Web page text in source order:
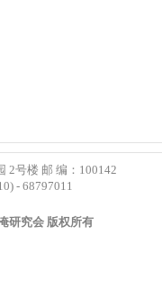
2号楼 邮 编：100142
- 68797011
研究会 版权所有